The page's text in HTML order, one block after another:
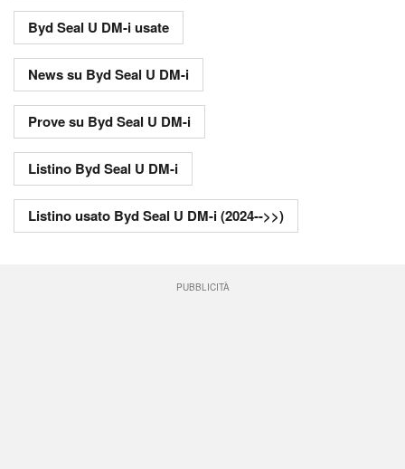
Byd Seal U DM-i usate
News su Byd Seal U DM-i
Prove su Byd Seal U DM-i
Listino Byd Seal U DM-i
Listino usato Byd Seal U DM-i (2024-->>)
PUBBLICITÀ